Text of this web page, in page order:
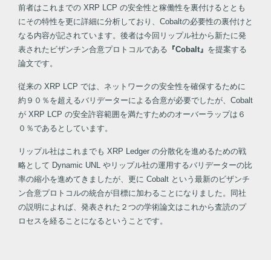
前者はこれまでの XRP LCP の安全性と稼働性を裏付けるととも
にその特性を更に詳細に分析しており、Cobaltの必要性の裏付けと
なる内容が記されています。後者は今回リップル社から新たに発
表されたビザンチン合意プロトコルである 『Cobalt』 を提案する
論文です。
従来の XRP LCP では、ネットワークの安全性を確保するために
約９０％を超えるバリデーターによる合意が必要でしたが、Cobalt
が XRP LCP の安全許容範囲を満たすためのオーバーラップは６
０％であるとしています。
リップル社はこれまでも XRP Ledger の分散化を進めるための戦
略として Dynamic UNL やリップル社の運用するバリデーターの比
率の縮小を進めてきましたが、更に Cobalt という最新のビザンチ
ン合意プロトコルの統合が目標に加わることになりました。同社
の説明によれば、発表された２つの学術論文はこれから査読のプ
ロセスを経ることになるということです。